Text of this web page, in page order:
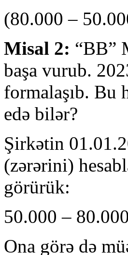
(80.000 –
Misal 2: “BB”
başa vurub.
formalaşıb. Bu
edə bilər?
Şirkətin
(zərərini)
görürük:
50.000 –
Ona görə də